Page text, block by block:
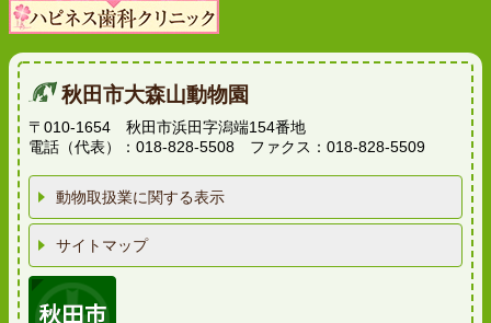
秋田市大森山動物園
〒010-1654 秋田市浜田字潟端154番地
電話（代表）：018-828-5508 ファクス：018-828-5509
動物取扱業に関する表示
サイトマップ